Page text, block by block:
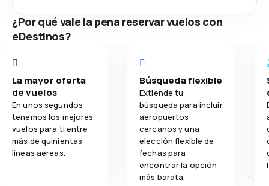
¿Por qué vale la pena reservar vuelos con
eDestinos?
La mayor oferta
de vuelos
En unos segundos
tenemos los mejores
vuelos para ti entre
más de quinientas
líneas aéreas.
Búsqueda flexible
Extiende tu
búsqueda para incluir
aeropuertos
cercanos y una
elección flexible de
fechas para
encontrar la opción
más barata.